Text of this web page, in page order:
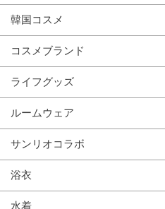
韓国コスメ
コスメブランド
ライフグッズ
ルームウェア
サンリオコラボ
浴衣
水着